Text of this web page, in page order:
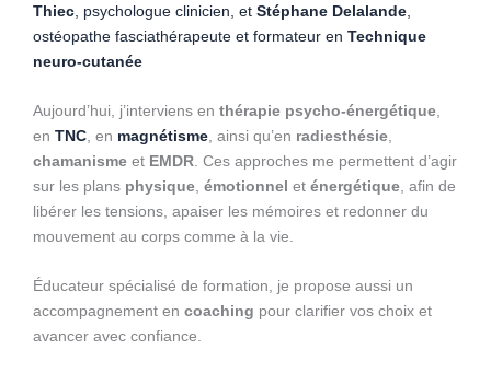
Thiec , psychologue clinicien, et Stéphane Delalande
ostéopathe fasciathérapeute et formateur en Technique
neuro-cutanée
Aujourd’hui, j’interviens en thérapie psycho-énergétique
en TNC , en magnétisme , ainsi qu’en radiesthésie
chamanisme et EMDR . Ces approches me permettent d’agir
sur les plans physique émotionnel et énergétique , afin de
libérer les tensions, apaiser les mémoires et redonner du
mouvement au corps comme à la vie.
Éducateur spécialisé de formation, je propose aussi un
accompagnement en coaching pour clarifier vos choix et
avancer avec confiance.